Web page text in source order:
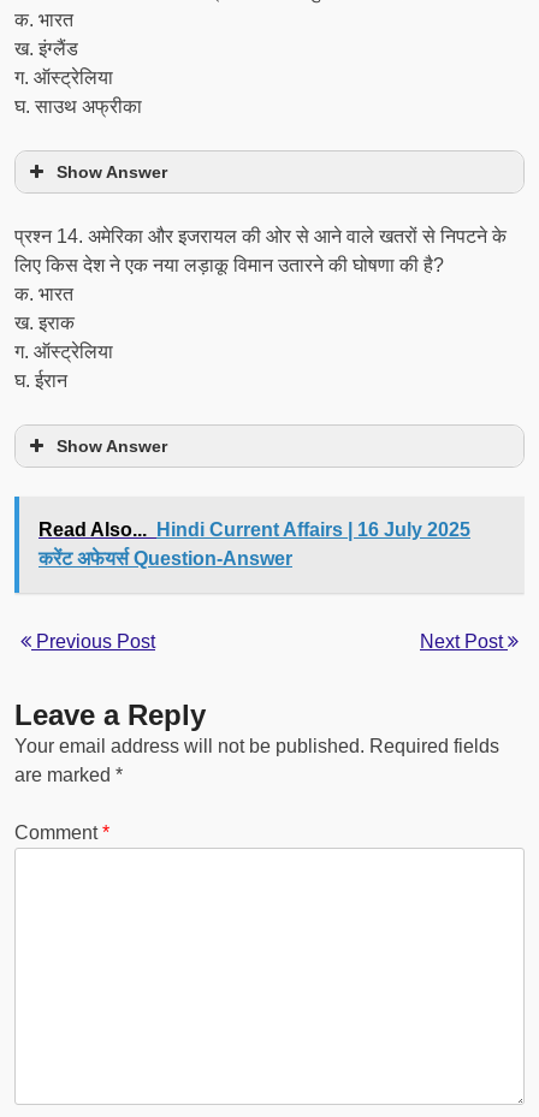
क. भारत
ख. इंग्लैंड
ग. ऑस्ट्रेलिया
घ. साउथ अफ्रीका
Show Answer
प्रश्‍न 14. अमेरिका और इजरायल की ओर से आने वाले खतरों से निपटने के
लिए किस देश ने एक नया लड़ाकू विमान उतारने की घोषणा की है?
क. भारत
ख. इराक
ग. ऑस्ट्रेलिया
घ. ईरान
Show Answer
Read Also...
Hindi Current Affairs | 16 July 2025
करेंट अफेयर्स Question-Answer
Previous Post Next Post
Leave a Reply
Your email address will not be published. Required fields
are marked *
Comment*